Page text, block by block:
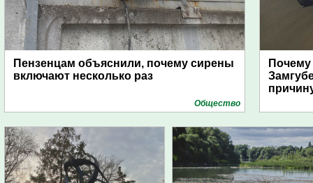
Пензенцам объяснили, почему сирены
включают несколько раз
Общество